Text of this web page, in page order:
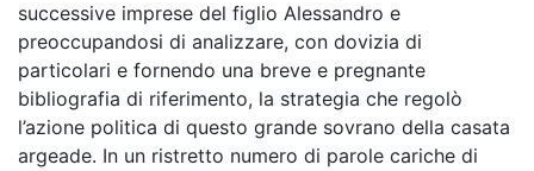
successive imprese del figlio Alessandro e
preoccupandosi di analizzare, con dovizia di
particolari e fornendo una breve e pregnante
bibliografia di riferimento, la strategia che regolò
l’azione politica di questo grande sovrano della casata
argeade. In un ristretto numero di parole cariche di